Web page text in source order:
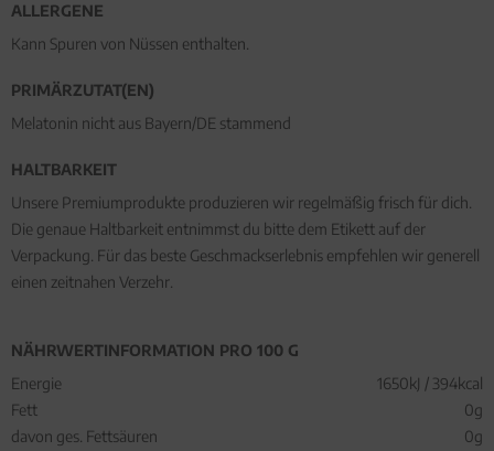
ALLERGENE
Kann Spuren von Nüssen enthalten.
PRIMÄRZUTAT(EN)
Melatonin nicht aus Bayern/DE stammend
HALTBARKEIT
Unsere Premiumprodukte produzieren wir regelmäßig frisch für dich.
Die genaue Haltbarkeit entnimmst du bitte dem Etikett auf der
Verpackung. Für das beste Geschmackserlebnis empfehlen wir generell
einen zeitnahen Verzehr.
NÄHRWERTINFORMATION PRO 100 G
Energie
1650kJ / 394kcal
Fett
0g
davon ges. Fettsäuren
0g